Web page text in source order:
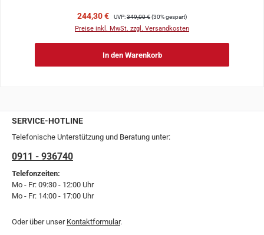
Verkaufspreis:
244,30 € Regulärer Preis:
UVP:349,00 €(30% gespart)
Preise inkl. MwSt. zzgl. Versandkosten
In den Warenkorb
SERVICE-HOTLINE
Telefonische Unterstützung und Beratung unter:
0911 - 936740
Telefonzeiten:
Mo - Fr: 09:30 - 12:00 Uhr
Mo - Fr: 14:00 - 17:00 Uhr
Oder über unser Kontaktformular.